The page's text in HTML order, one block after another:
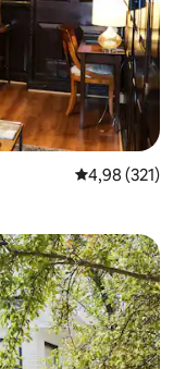
4,98 (321)